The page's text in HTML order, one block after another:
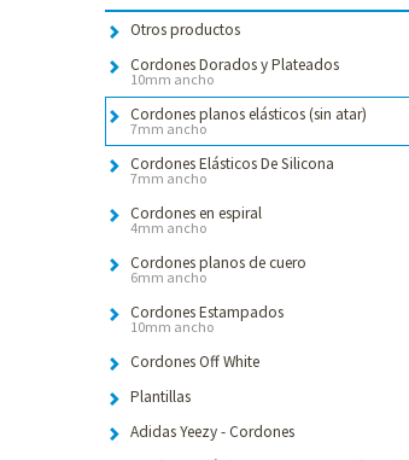
Otros productos
Cordones Dorados y Plateados
10mm ancho
Cordones planos elásticos (sin atar)
7mm ancho
Cordones Elásticos De Silicona
7mm ancho
Cordones en espiral
4mm ancho
Cordones planos de cuero
6mm ancho
Cordones Estampados
10mm ancho
Cordones Off White
Plantillas
Adidas Yeezy - Cordones